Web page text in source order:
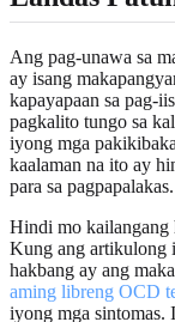
Ang pag-unawa sa
ay isang
kapayapaan sa pag-
pagkalito tungo sa
iyong mga
kaalaman na ito ay
para sa pagpapalakas.
Hindi mo kailangang
Kung ang artikulong
hakbang ay ang
aming libreng OCD
iyong mga sintomas.